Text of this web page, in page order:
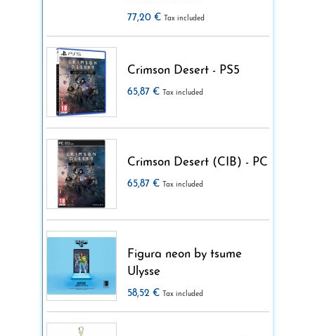
77,20 €
Tax included
Crimson Desert - PS5
65,87 € Tax included
Crimson Desert (CIB) - PC
65,87 € Tax included
Figura neon by tsume
Ulysse
58,52 € Tax included